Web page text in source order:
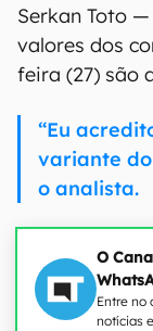
Serkan Toto
valores dos
feira (27) são
“Eu
variante do
o analista.
O
Entre no
notícias